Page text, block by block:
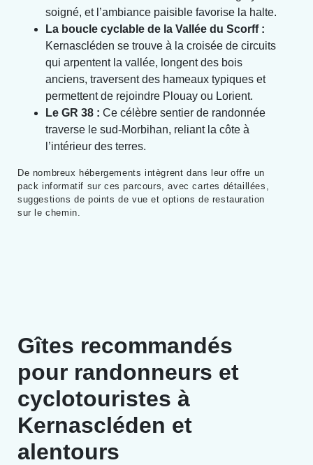
soigné, et l’ambiance paisible favorise la halte.
La boucle cyclable de la Vallée du Scorff :
Kernascléden se trouve à la croisée de circuits
qui arpentent la vallée, longent des bois
anciens, traversent des hameaux typiques et
permettent de rejoindre Plouay ou Lorient.
Le GR 38 : Ce célèbre sentier de randonnée
traverse le sud-Morbihan, reliant la côte à
l’intérieur des terres.
De nombreux hébergements intègrent dans leur offre un
pack informatif sur ces parcours, avec cartes détaillées,
suggestions de points de vue et options de restauration
sur le chemin.
Gîtes recommandés
pour randonneurs et
cyclotouristes à
Kernascléden et
alentours